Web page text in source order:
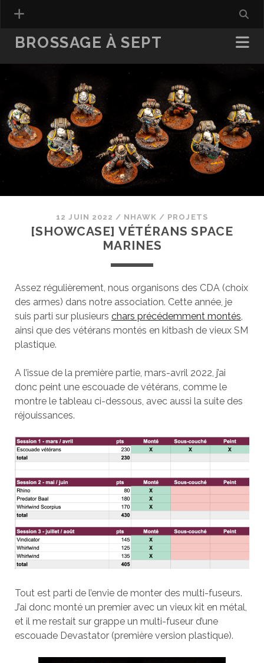
BROSSAGE À SEPT
12 JUIN 2022 / NHAWK / PROJETS
[SHOWCASE] VÉTÉRANS SPACE
MARINES
Assez régulièrement, nous organisons des CDA (choix
des armes) dans notre association. Cette année, je
suis parti sur plusieurs chars précédemment montés,
ainsi que des vétérans montés en kitbash de vieux SM
plastique.
A l’issue de la première partie, mars-avril 2022, j’ai
donc peint une escouade de vétérans, comme le
montre le tableau ci-dessous, avec aussi la suite des
réjouissances.
Tout est parti de l’envie de monter des multi-fuseurs.
J’ai donc monté un premier avec un vieux kit en métal,
et il me restait sur grappe un multi-fuseur d’une
escouade Devastator (première version plastique).